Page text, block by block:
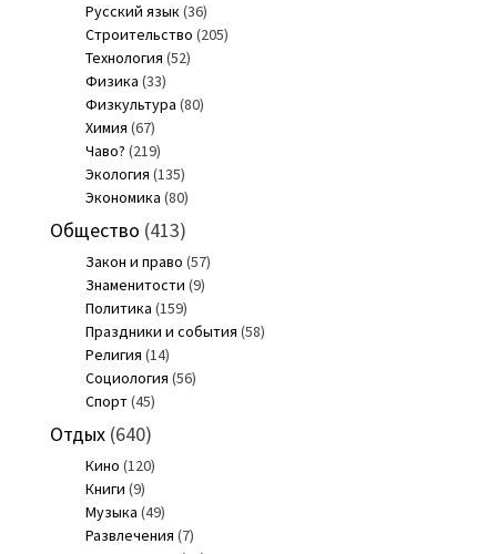
Русский язык(36)
Строительство (205)
Технология (52)
Физика (33)
Физкультура (80)
Химия (67)
Чаво? (219)
Экология (135)
Экономика (80)
Общество (413)
Закон и право (57)
Знаменитости (9)
Политика (159)
Праздники и события (58)
Религия (14)
Социология (56)
Спорт(45)
Отдых(640)
Кино (120)
Книги (9)
Музыка (49)
Развлечения (7)